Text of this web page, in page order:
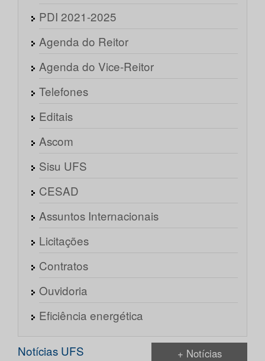
PDI 2021-2025
Agenda do Reitor
Agenda do Vice-Reitor
Telefones
Editais
Ascom
Sisu UFS
CESAD
Assuntos Internacionais
Licitações
Contratos
Ouvidoria
Eficiência energética
Notícias UFS + Notícias